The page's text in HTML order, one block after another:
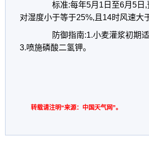
标准:每年5月1日至6月5日,
对湿度小于等于25%,且14时风速大
防御指南:1.小麦灌浆初期适
3.喷施磷酸二氢钾。
转载请注明“来源：中国天气网”。